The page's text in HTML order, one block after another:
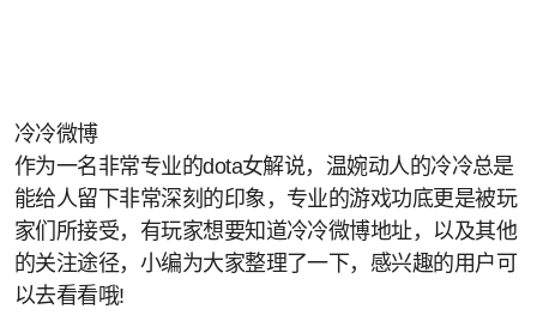
冷冷微博
作为一名非常专业的dota女解说，温婉动人的冷冷总是
能给人留下非常深刻的印象，专业的游戏功底更是被玩
家们所接受，有玩家想要知道冷冷微博地址，以及其他
的关注途径，小编为大家整理了一下，感兴趣的用户可
以去看看哦!